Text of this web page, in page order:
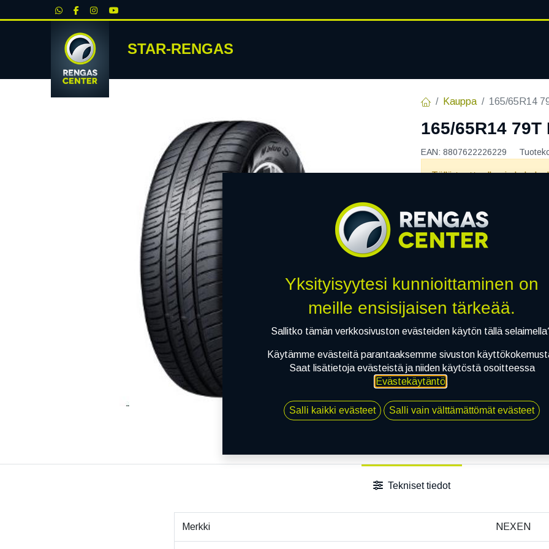
STAR-RENGAS
Kauppa 165/65R14
165/65R14 79T
EAN: 8807622226229
Tällä tuotteella ei ole
NEXEN
Toimitusehdot
Tekniset tiedot
Merkki NEXEN
Yksityisyytesi kunnioittaminen on
meille ensisijaisen tärkeää.
Sallitko tämän verkkosivuston evästeiden käytön tällä
Käytämme evästeitä parantaaksemme sivuston
Saat lisätietoja evästeistä ja niiden käytöstä osoitteessa
Evästekäytäntö.
Salli kaikki evästeet Salli vain välttämättömät evästeet